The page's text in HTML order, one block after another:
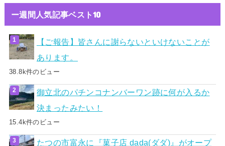
ー週間人気記事ベスト10
【ご報告】皆さんに謝らないといけないことが
あります。
38.8k件のビュー
御立北のパチンコナンバーワン跡に何が入るか
決まったみたい！
15.4k件のビュー
たつの市富永に『菓子店 dada(ダダ)』がオープ